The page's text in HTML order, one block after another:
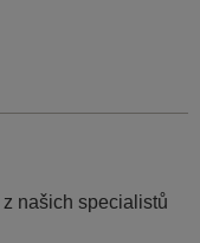
našich specialistů